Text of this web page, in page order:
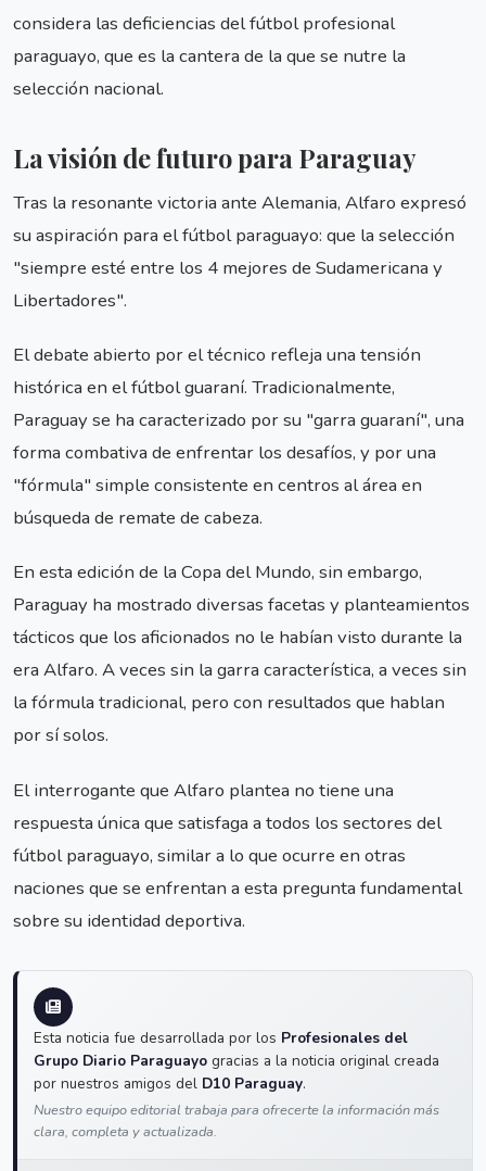
considera las deficiencias del fútbol profesional
paraguayo, que es la cantera de la que se nutre la
selección nacional.
La visión de futuro para Paraguay
Tras la resonante victoria ante Alemania, Alfaro expresó
su aspiración para el fútbol paraguayo: que la selección
"siempre esté entre los 4 mejores de Sudamericana y
Libertadores".
El debate abierto por el técnico refleja una tensión
histórica en el fútbol guaraní. Tradicionalmente,
Paraguay se ha caracterizado por su "garra guaraní", una
forma combativa de enfrentar los desafíos, y por una
"fórmula" simple consistente en centros al área en
búsqueda de remate de cabeza.
En esta edición de la Copa del Mundo, sin embargo,
Paraguay ha mostrado diversas facetas y planteamientos
tácticos que los aficionados no le habían visto durante la
era Alfaro. A veces sin la garra característica, a veces sin
la fórmula tradicional, pero con resultados que hablan
por sí solos.
El interrogante que Alfaro plantea no tiene una
respuesta única que satisfaga a todos los sectores del
fútbol paraguayo, similar a lo que ocurre en otras
naciones que se enfrentan a esta pregunta fundamental
sobre su identidad deportiva.
Esta noticia fue desarrollada por los Profesionales del
Grupo Diario Paraguayo gracias a la noticia original creada
por nuestros amigos del D10 Paraguay.
Nuestro equipo editorial trabaja para ofrecerte la información más
clara, completa y actualizada.